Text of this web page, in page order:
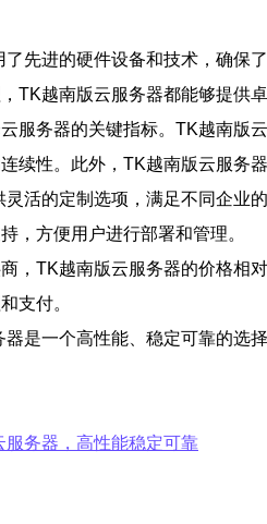
先进的硬件设备和技术，确保
TK越南版云服务器都能够提供
服务器的关键指标。TK越南版
续性。此外，TK越南版云服务
活的定制选项，满足不同企业
，方便用户进行部署和管理。
，TK越南版云服务器的价格相
支付。
是一个高性能、稳定可靠的选
务器，高性能稳定可靠